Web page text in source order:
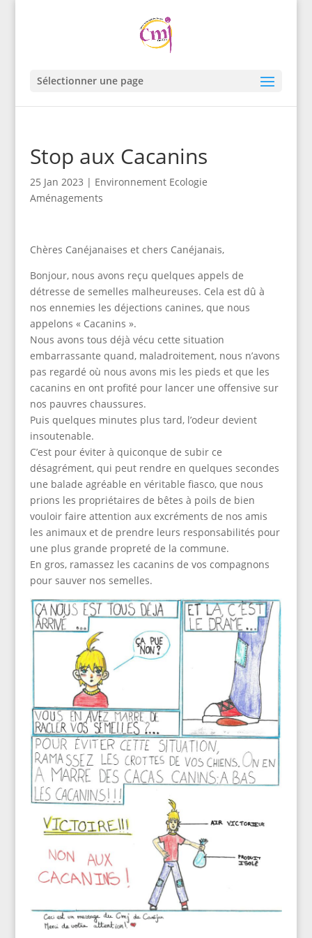
Sélectionner une page
Stop aux Cacanins
25 Jan 2023 | Environnement Ecologie
Aménagements
Chères Canéjanaises et chers Canéjanais,
Bonjour, nous avons reçu quelques appels de
détresse de semelles malheureuses. Cela est dû à
nos ennemies les déjections canines, que nous
appelons « Cacanins ».
Nous avons tous déjà vécu cette situation
embarrassante quand, maladroitement, nous n’avons
pas regardé où nous avons mis les pieds et que les
cacanins en ont profité pour lancer une offensive sur
nos pauvres chaussures.
Puis quelques minutes plus tard, l’odeur devient
insoutenable.
C’est pour éviter à quiconque de subir ce
désagrément, qui peut rendre en quelques secondes
une balade agréable en véritable fiasco, que nous
prions les propriétaires de bêtes à poils de bien
vouloir faire attention aux excréments de nos amis
les animaux et de prendre leurs responsabilités pour
une plus grande propreté de la commune.
En gros, ramassez les cacanins de vos compagnons
pour sauver nos semelles.